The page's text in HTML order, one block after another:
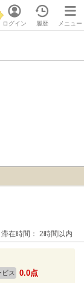
ログイン 履歴 メニュー
在時間： 2時間以内
ビス 0.0点